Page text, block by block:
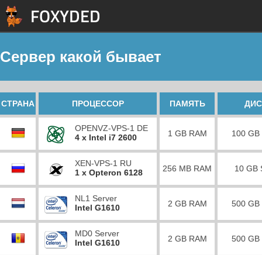
Сервер какой бывает
СТРАНА ПРОЦЕССОР ПАМЯТЬ
OPENVZ-VPS-1 DE
4 x Intel i7 2600
1 GB RAM 100 GB
XEN-VPS-1 RU
1 x Opteron 6128
256 MB RAM 10 GB
NL1 Server
Intel G1610
2 GB RAM 500 GB
MD0 Server
Intel G1610
2 GB RAM 500 GB